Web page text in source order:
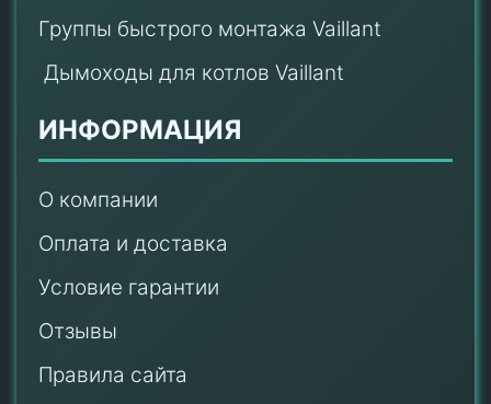
Группы быстрого монтажа Vaillant
Дымоходы для котлов Vaillant
ИНФОРМАЦИЯ
О компании
Оплата и доставка
Условие гарантии
Отзывы
Правила сайта